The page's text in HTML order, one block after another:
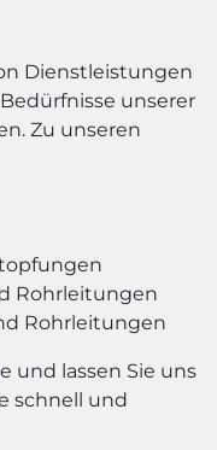
Dienstleistungen
unserer
Zu unseren
Rohrleitungen
Rohrleitungen
und lassen Sie uns
schnell und